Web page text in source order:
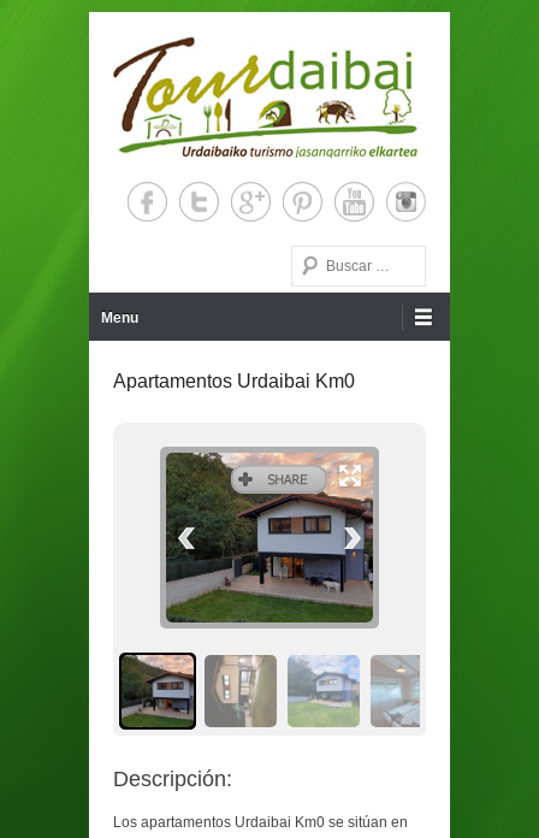
Tourdaibai
Buscar
Menu
Apartamentos Urdaibai Km0
Descripción:
Los apartamentos Urdaibai Km0 se sitúan en